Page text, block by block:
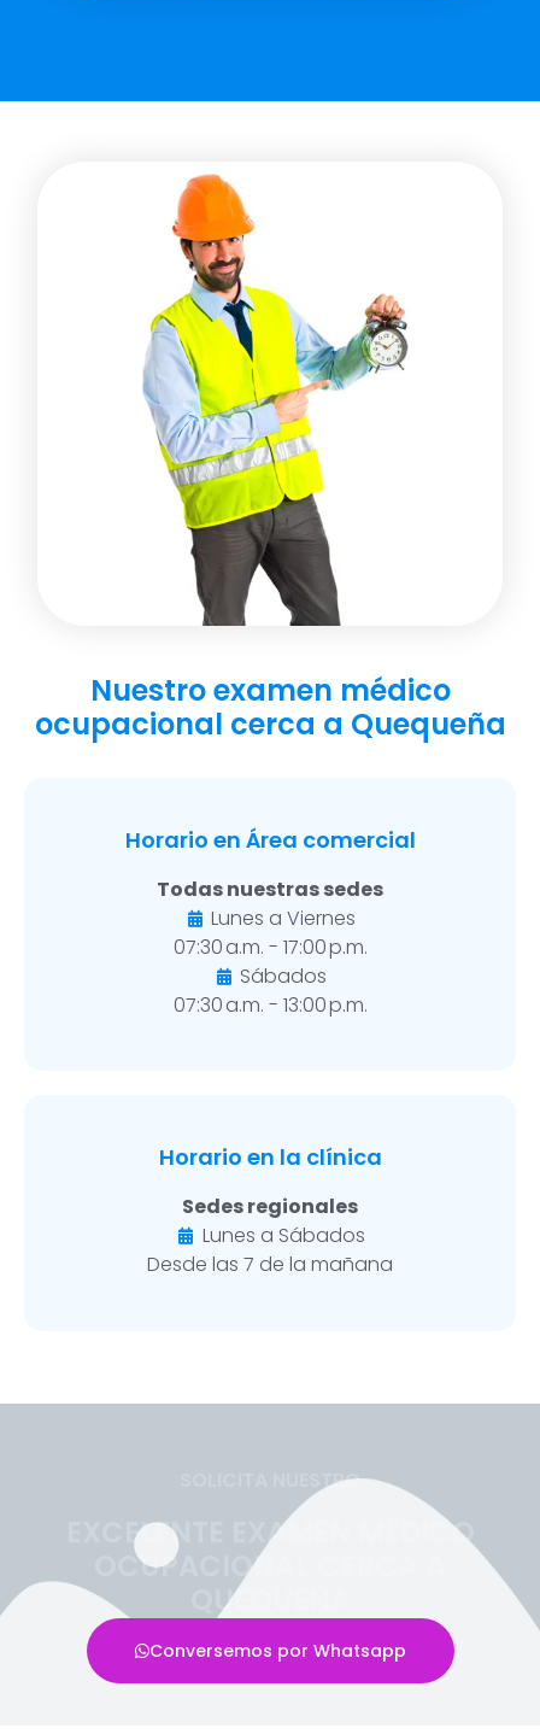
Nuestro examen médico
ocupacional cerca a Quequeña
Horario en Área comercial
Todas nuestras sedes
Lunes a Viernes
07:30 a.m. - 17:00 p.m.
Sábados
07:30 a.m. - 13:00 p.m.
Horario en la clínica
Sedes regionales
Lunes a Sábados
Desde las 7 de la mañana
SOLICITA NUESTRO
EXCELENTE EXAMEN MÉDICO
OCUPACIONAL CERCA A
QUEQUEÑA
Conversemos por Whatsapp